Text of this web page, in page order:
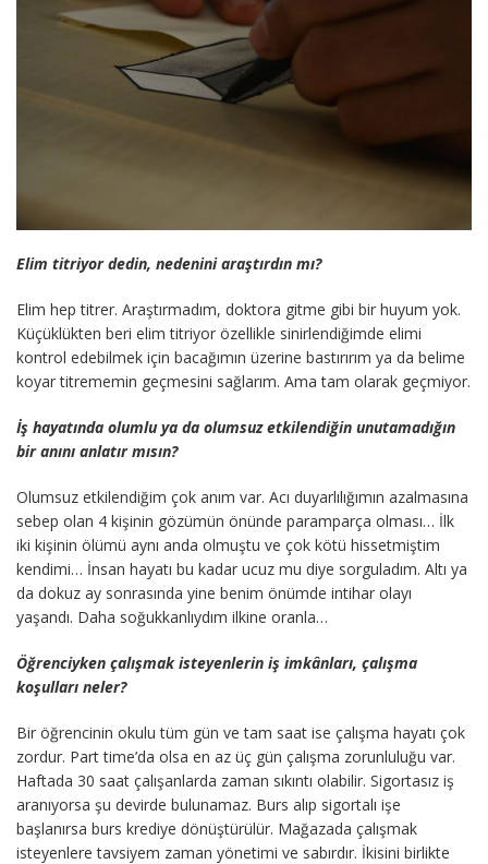
Elim titriyor dedin, nedenini araştırdın mı?
Elim hep titrer. Araştırmadım, doktora gitme gibi bir huyum yok.
Küçüklükten beri elim titriyor özellikle sinirlendiğimde elimi
kontrol edebilmek için bacağımın üzerine bastırırım ya da belime
koyar titrememin geçmesini sağlarım. Ama tam olarak geçmiyor.
İş hayatında olumlu ya da olumsuz etkilendiğin unutamadığın
bir anını anlatır mısın?
Olumsuz etkilendiğim çok anım var. Acı duyarlılığımın azalmasına
sebep olan 4 kişinin gözümün önünde paramparça olması… İlk
iki kişinin ölümü aynı anda olmuştu ve çok kötü hissetmiştim
kendimi… İnsan hayatı bu kadar ucuz mu diye sorguladım. Altı ya
da dokuz ay sonrasında yine benim önümde intihar olayı
yaşandı. Daha soğukkanlıydım ilkine oranla…
Öğrenciyken çalışmak isteyenlerin iş imkânları, çalışma
koşulları neler?
Bir öğrencinin okulu tüm gün ve tam saat ise çalışma hayatı çok
zordur. Part time’da olsa en az üç gün çalışma zorunluluğu var.
Haftada 30 saat çalışanlarda zaman sıkıntı olabilir. Sigortasız iş
aranıyorsa şu devirde bulunamaz. Burs alıp sigortalı işe
başlanırsa burs krediye dönüştürülür. Mağazada çalışmak
isteyenlere tavsiyem zaman yönetimi ve sabırdır. İkisini birlikte